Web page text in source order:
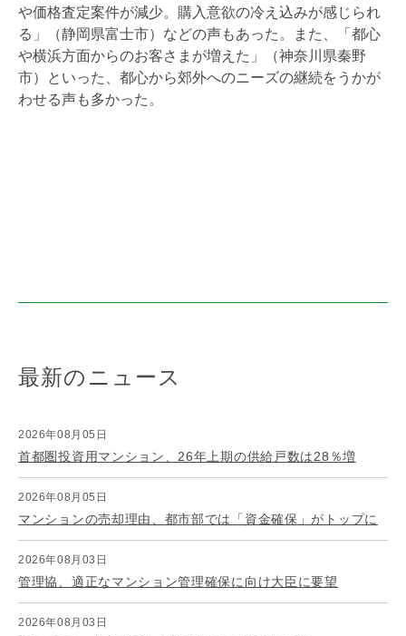
や価格査定案件が減少。購入意欲の冷え込みが感じられ
る」（静岡県富士市）などの声もあった。また、「都心
や横浜方面からのお客さまが増えた」（神奈川県秦野
市）といった、都心から郊外へのニーズの継続をうかが
わせる声も多かった。
最新のニュース
2026年08月05日
首都圏投資用マンション、26年上期の供給戸数は28％増
2026年08月05日
マンションの売却理由、都市部では「資金確保」がトップに
2026年08月03日
管理協、適正なマンション管理確保に向け大臣に要望
2026年08月03日